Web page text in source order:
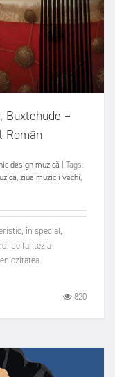
Buxtehude –
Român
designmuzică | Tags:
,ziua muzicii vechi,
în special,
pe fantezia
820